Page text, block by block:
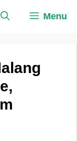
Menu